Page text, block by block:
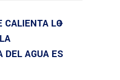
CALIENTA LO
DEL AGUA ES